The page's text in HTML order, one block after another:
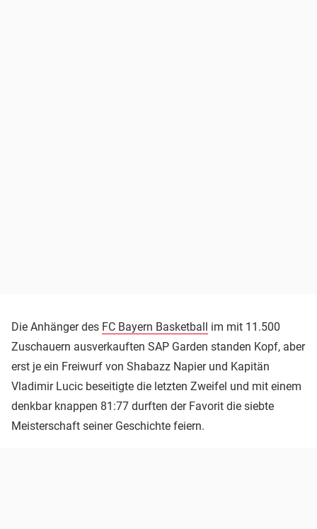
Die Anhänger des FC Bayern Basketball
im mit 11.500
Zuschauern ausverkauften SAP Garden standen Kopf, aber
erst je ein Freiwurf von Shabazz Napier und Kapitän
Vladimir Lucic beseitigte die letzten Zweifel und mit einem
denkbar knappen 81:77 durften der Favorit die siebte
Meisterschaft seiner Geschichte feiern.